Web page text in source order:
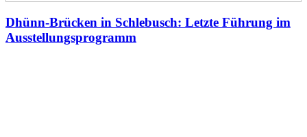
Dhünn-Brücken in Schlebusch: Letzte Führung im
Ausstellungsprogramm